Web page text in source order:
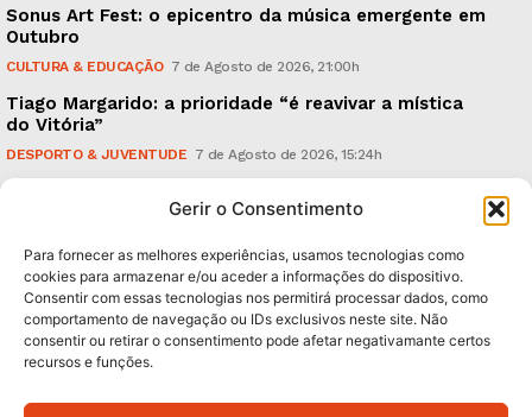
Gerir o Consentimento
Para fornecer as melhores experiências, usamos tecnologias como
cookies para armazenar e/ou aceder a informações do dispositivo.
Consentir com essas tecnologias nos permitirá processar dados, como
comportamento de navegação ou IDs exclusivos neste site. Não
consentir ou retirar o consentimento pode afetar negativamante certos
recursos e funções.
Sonus Art Fest: o epicentro da música emergente em
Outubro
CULTURA & EDUCAÇÃO 7 de Agosto de 2026, 21:00h
Tiago Margarido: a prioridade “é reavivar a mística
do Vitória”
DESPORTO & JUVENTUDE 7 de Agosto de 2026, 15:24h
caudais e antecipa situações de risco
Subscreva Newsletter: